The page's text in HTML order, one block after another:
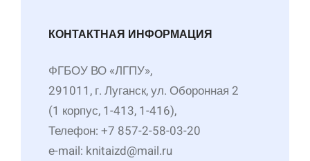
КОНТАКТНАЯ ИНФОРМАЦИЯ
ФГБОУ ВО «ЛГПУ»,
291011, г. Луганск, ул. Оборонная 2
(1 корпус, 1-413, 1-416),
Телефон: +7 857-2-58-03-20
е-mail: knitaizd@mail.ru